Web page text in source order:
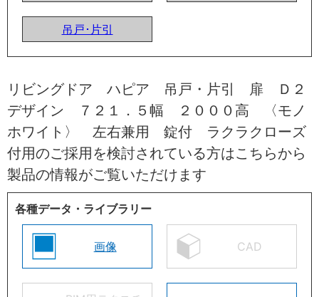
吊戸･片引
リビングドア ハピア 吊戸・片引 扉 Ｄ２
デザイン ７２１．５幅 ２０００高 〈モノ
ホワイト〉 左右兼用 錠付 ラクラクローズ
付用のご採用を検討されている方はこちらから
製品の情報がご覧いただけます
各種データ・ライブラリー
画像 CAD